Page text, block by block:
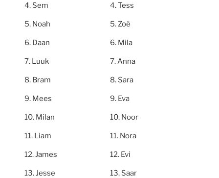
Sem
Noah
Daan
Luuk
Bram
Mees
Milan
Liam
James
Jesse
Tess
Zoë
Mila
Anna
Sara
Eva
Noor
Nora
Evi
Saar